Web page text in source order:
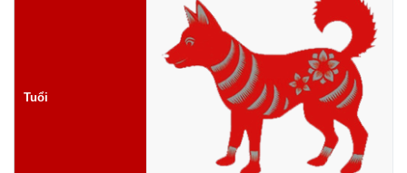
Tuổi